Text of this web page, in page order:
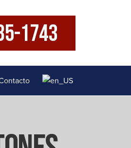
1743